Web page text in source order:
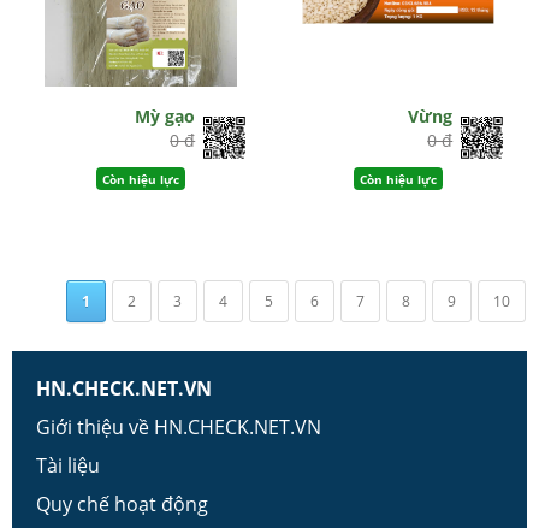
Mỳ gạo
0 đ
Còn hiệu lực
Vừng
0 đ
Còn hiệu lực
1 2 3 4 5 6 7 8 9 10
HN.CHECK.NET.VN
Giới thiệu về HN.CHECK.NET.VN
Tài liệu
Quy chế hoạt động